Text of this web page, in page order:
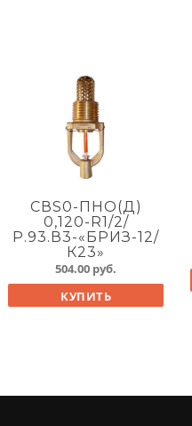
СВS0-ПНО(Д)
0,120-R1/2/
Р.93.В3-«БРИЗ-12/
К23»
504.00 руб.
КУПИТЬ